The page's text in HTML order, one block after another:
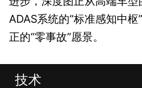
ADAS系统的“标准感知中
正的“零事故”愿景。
技术